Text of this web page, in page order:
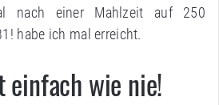
nach einer Mahlzeit auf 250
habe ich mal erreicht.
einfach wie nie!